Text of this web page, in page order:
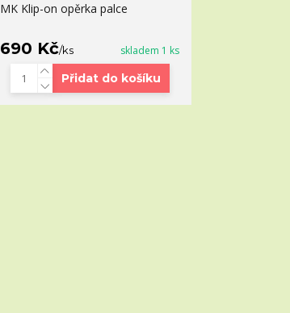
MK Klip-on opěrka palce
690 Kč/ks skladem 1 ks
Přidat do košíku